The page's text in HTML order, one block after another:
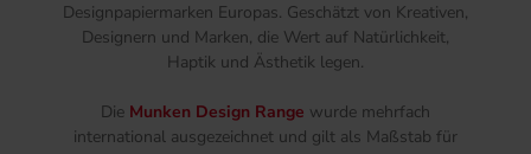
Designpapiermarken Europas. Geschätzt von Kreativen,
Designern und Marken, die Wert auf Natürlichkeit,
Haptik und Ästhetik legen.
Die Munken Design Range wurde mehrfach
international ausgezeichnet und gilt als Maßstab für